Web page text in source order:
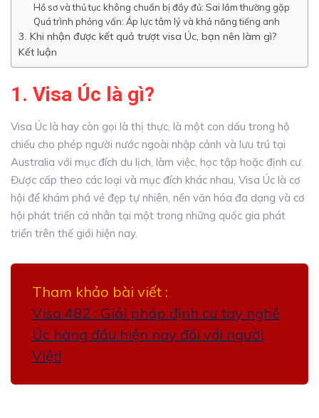
Hồ sơ và thủ tục không chuẩn bị đầy đủ: Sai lầm thường gặp
Quá trình phỏng vấn: Áp lực tâm lý và khả năng tiếng anh
3. Khi nhận được kết quả trượt visa Úc, bạn nên làm gì?
Kết luận
1. Visa Úc là gì?
Visa Úc là hay còn gọi là thị thực, là một con dấu trong hộ
chiếu cho phép người nước ngoài nhập cảnh và lưu trú tại
Australia với mục đích du lịch, làm việc, học tập hoặc định cư.
Được cấp theo các loại và mục đích khác nhau, Visa Úc là cơ
hội để khám phá vẻ đẹp tự nhiên, nền văn hóa đa dạng và cơ
hội phát triển cá nhân tại một trong những quốc gia phát
triển trên thế giới hiện nay.
Tham khảo bài viết :
Visa 482 : Giải pháp định cư tay nghề
Úc hàng đầu hiện nay đối với người
Việt!